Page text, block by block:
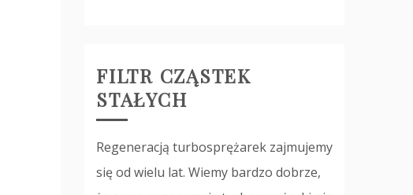
FILTR CZĄSTEK
STAŁYCH
Regeneracją turbosprężarek zajmujemy
się od wielu lat. Wiemy bardzo dobrze,